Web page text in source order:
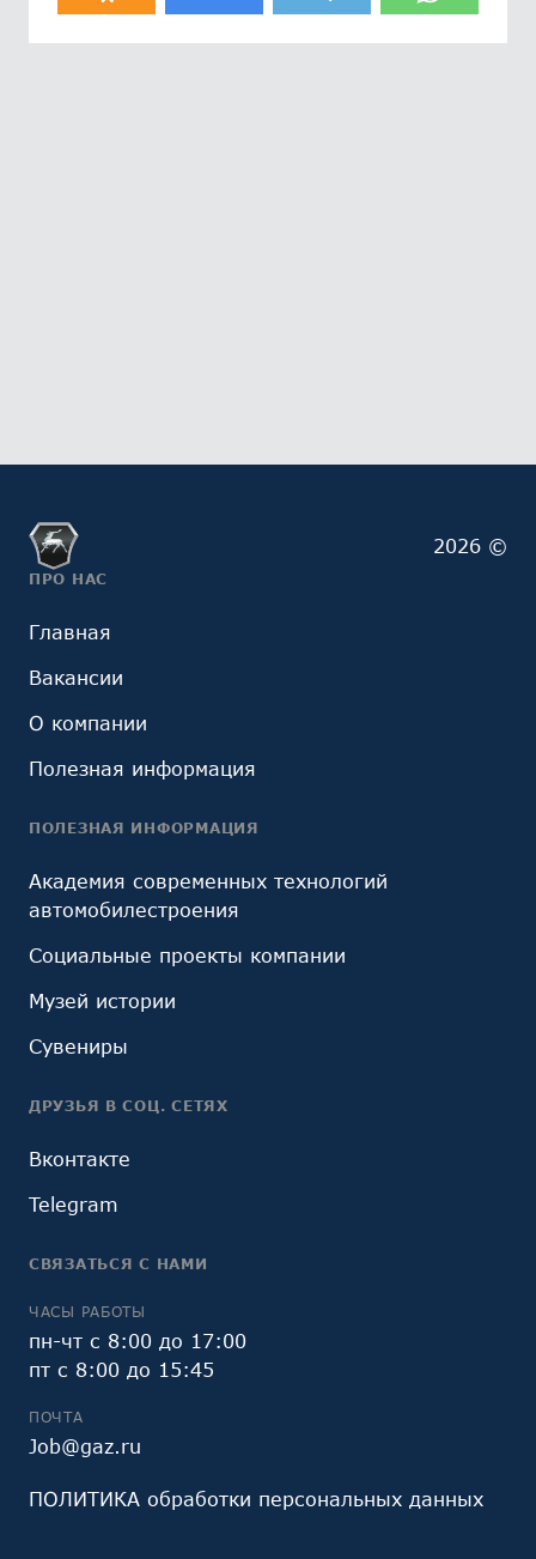
2026 ©
ПРО НАС
Главная
Вакансии
О компании
Полезная информация
ПОЛЕЗНАЯ ИНФОРМАЦИЯ
Академия современных технологий
автомобилестроения
Социальные проекты компании
Музей истории
Сувениры
ДРУЗЬЯ В СОЦ. СЕТЯХ
Вконтакте
Telegram
СВЯЗАТЬСЯ С НАМИ
ЧАСЫ РАБОТЫ
пн-чт с 8:00 до 17:00
пт с 8:00 до 15:45
ПОЧТА
Job@gaz.ru
ПОЛИТИКА обработки персональных данных